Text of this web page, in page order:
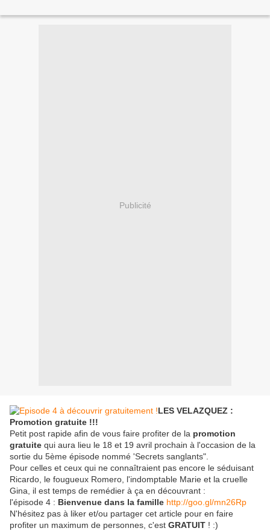
Publicité
LES VELAZQUEZ :
Promotion gratuite !!!
Petit post rapide afin de vous faire profiter de la promotion
gratuite qui aura lieu le 18 et 19 avril prochain à l'occasion de la
sortie du 5ème épisode nommé 'Secrets sanglants".
Pour celles et ceux qui ne connaîtraient pas encore le séduisant
Ricardo, le fougueux Romero, l'indomptable Marie et la cruelle
Gina, il est temps de remédier à ça en découvrant :
l'épisode 4 : Bienvenue dans la famille http://goo.gl/mn26Rp
N'hésitez pas à liker et/ou partager cet article pour en faire
profiter un maximum de personnes, c'est GRATUIT ! :)